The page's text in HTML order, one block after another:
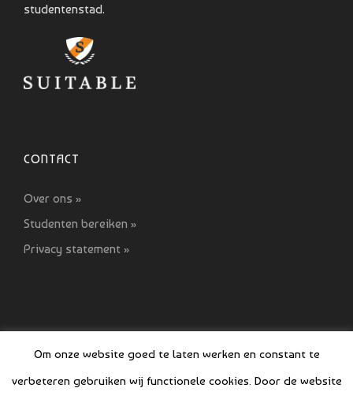
studentenstad.
CONTACT
Over ons »
Studenten bereiken »
Privacy statement »
Om onze website goed te laten werken en constant te
verbeteren gebruiken wij functionele cookies. Door de website